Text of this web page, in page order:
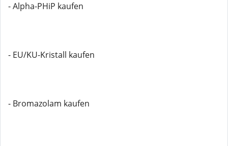
- Alpha-PHiP kaufen
- EU/KU-Kristall kaufen
- Bromazolam kaufen